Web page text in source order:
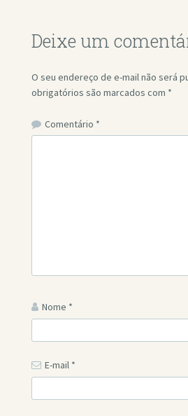
Deixe um
O seu endereço de e-mail não será
obrigatórios são marcados com *
Comentário *
Nome *
E-mail *